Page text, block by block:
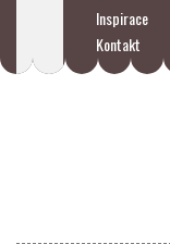
Inspirace
Kontakt